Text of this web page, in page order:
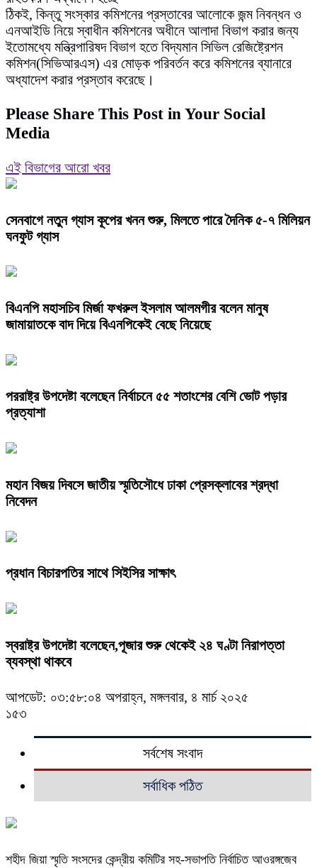
ঠিকই, কিন্তু সংস্কার কমিশনের প্রস্তাবের আলোকে জন্ম নিবন্ধন ও
এনআইডি নিয়ে স্বাধীন কমিশনের অধীনে আলাদা বিভাগ করার জন্য
ইতোমধ্যে মন্ত্রিপারিষদ বিভাগ হতে বিদ্যমান সিভিল রেজিষ্ট্রেশন
কমিশন(সিভিআরএস) এর মোড়ক পরিবর্তন করে কমিশনের ব্যানারে
অধ্যাদেশ করার প্রস্তাব করেছে।
Please Share This Post in Your Social
Media
এই বিভাগের আরো খবর
সেনবাগে নতুন গ্যাস কূপের খনন শুরু, মিলতে পারে দৈনিক ৫-৭ মিলিয়ন
ঘনফুট গ্যাস
বিএনপি মহাসচিব মির্জা ফখরুল ইসলাম আলমগীর বলেন মানুষ
জামায়াতকে বাদ দিয়ে বিএনপিকেই বেছে নিয়েছে
পররাষ্ট্র উপদেষ্টা বলেছেন নির্বাচনে ৫৫ শতাংশের বেশি ভোট পড়ার
প্রত্যাশা
মহান বিজয় দিবসে জাতীয় স্মৃতিসৌধে ঢাকা প্রেসক্লাবের শ্রদ্ধা
নিবেদন
প্রধান বিচারপতির সাথে সিইসির সাক্ষাৎ
স্বরাষ্ট্র উপদেষ্টা বলেছেন,পূজার শুরু থেকেই ২৪ ঘণ্টা নিরাপত্তা
ব্যবস্থা থাকবে
আপডেট: ০৩:৫৮:০৪ অপরাহ্ন, মঙ্গলবার, ৪ মার্চ ২০২৫
১৫৩
সর্বশেষ সংবাদ
সর্বাধিক পঠিত
শহীদ জিয়া স্মৃতি সংসদের কেন্দ্রীয় কমিটির সহ-সভাপতি নির্বাচিত আওরঙ্গজেব